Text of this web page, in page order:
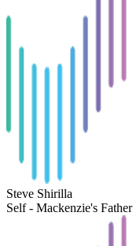
Steve Shirilla
Self - Mackenzie's Father